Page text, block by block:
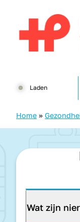
Laden
Home »
Wat zijn